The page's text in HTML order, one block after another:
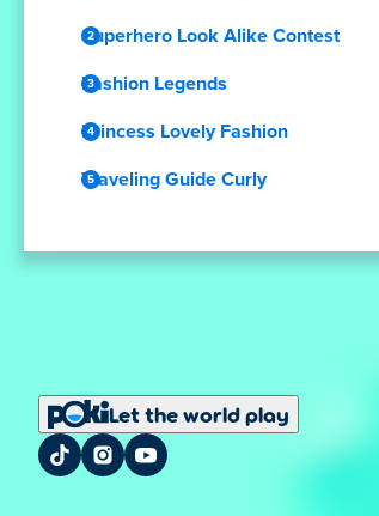
Superhero Look Alike Contest
Fashion Legends
Princess Lovely Fashion
Traveling Guide Curly
Let the world play